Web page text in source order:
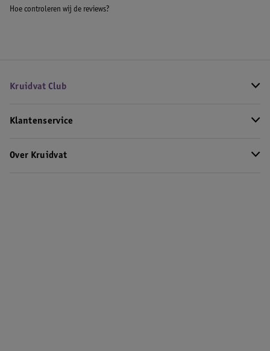
Hoe controleren wij de reviews?
Kruidvat Club
Klantenservice
Over Kruidvat